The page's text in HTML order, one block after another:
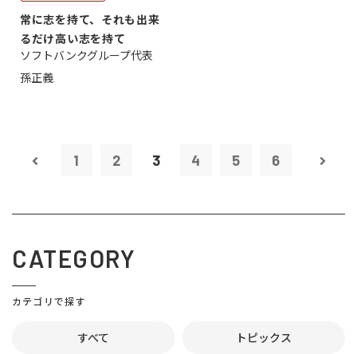
常に志を持て、それも出来
るだけ高い志を持て
ソフトバンクグループ代表
孫正義
1 2 3 4 5 6
CATEGORY
カテゴリで探す
すべて トピックス